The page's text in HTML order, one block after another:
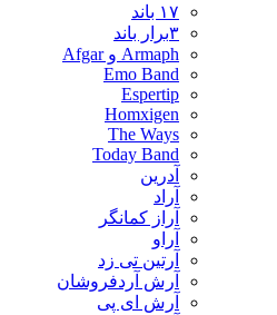
۱۷ باند
۳برار باند
Armaph و Afgar
Emo Band
Espertip
Homxigen
The Ways
Today Band
آدرین
آراد
آراز کمانگر
آراو
آرتین تی زد
آرش آردفروشان
آرش ای پی